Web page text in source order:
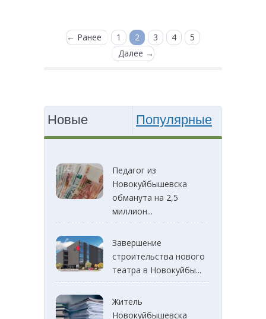
← Ранее 1 2 3 4
5
Далее →
Новые Популярные
Педагог из
Новокуйбышевска
обманута на 2,5
миллион...
Завершение
строительства нового
театра в Новокуйбы...
Житель
Новокуйбышевска